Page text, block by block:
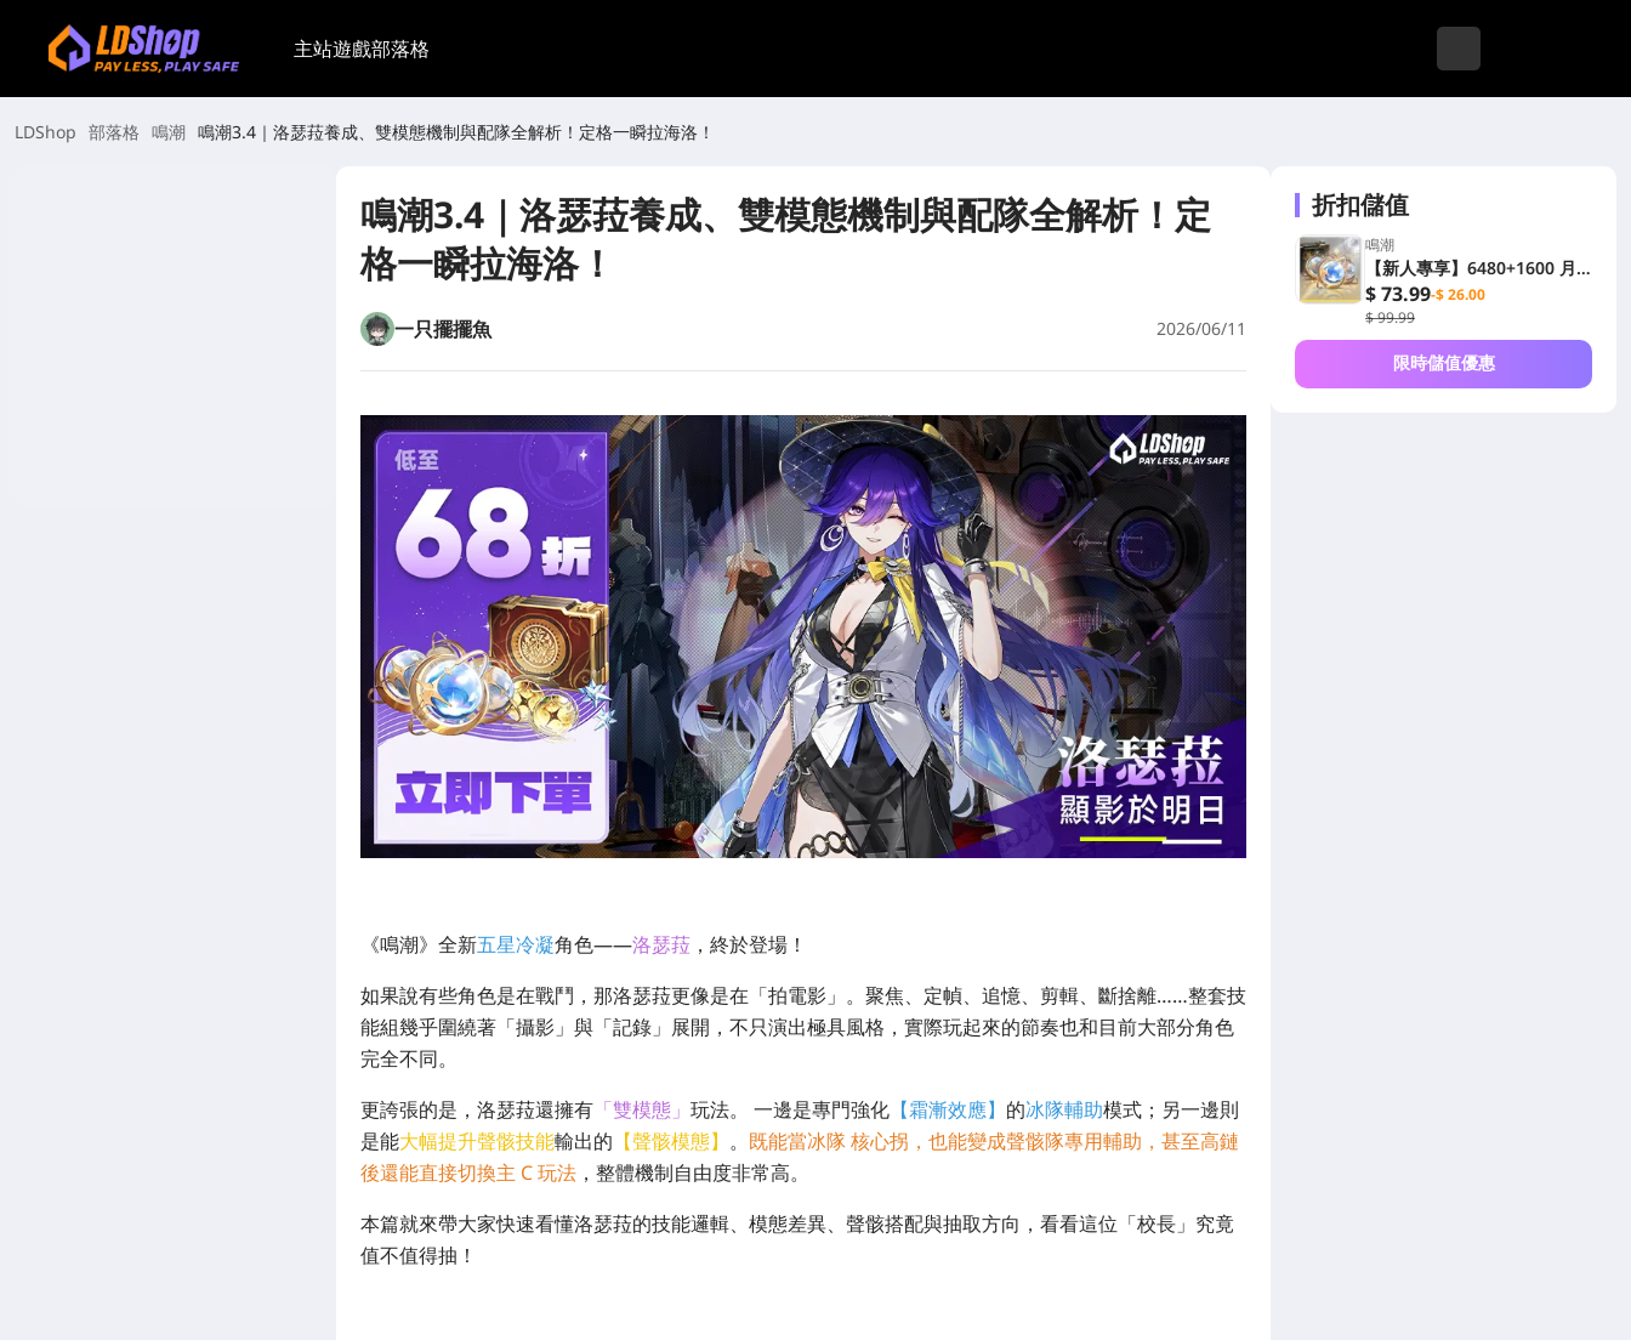
主站遊戲部落格
LDShop 部落格 鳴潮 鳴潮3.4｜洛瑟菈養成、雙模態機制與配隊全解析！定格一瞬拉海洛！
鳴潮3.4｜洛瑟菈養成、雙模態機制與配隊全解析！定
格一瞬拉海洛！
一只擺擺魚 2026/06/11
《鳴潮》全新五星冷凝角色——洛瑟菈 ，終於登場！
如果說有些角色是在戰鬥，那洛瑟菈更像是在「拍電影」。聚焦、定幀、追憶、剪輯、斷捨離……整套技
能組幾乎圍繞著「攝影」與「記錄」展開，不只演出極具風格，實際玩起來的節奏也和目前大部分角色
完全不同。
更誇張的是，洛瑟菈還擁有 「雙模態」 玩法。 一邊是專門強化 【霜漸效應】 的冰隊輔助模式；另一邊則
是能大幅提升聲骸技能輸出的 【聲骸模態】 。 既能當冰隊 核心拐，也能變成聲骸隊專用輔助，甚至高鏈
後還能直接切換主 C 玩法 ，整體機制自由度非常高。
本篇就來帶大家快速看懂洛瑟菈的技能邏輯、模態差異、聲骸搭配與抽取方向，看看這位「校長」究竟
值不值得抽！
折扣儲值
鳴潮
【新人專享】6480+1600 月
相
$ 73.99-$ 26.00
$ 99.99
限時儲值優惠